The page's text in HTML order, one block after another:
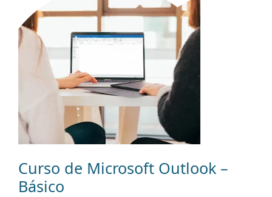
Curso de Microsoft Outlook –
Básico